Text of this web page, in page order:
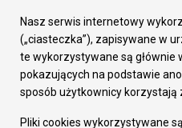
Załatw sprawę
Prezydent Miasta
Rada Miasta
Wydziały
Elektroniczna Skrzynka
Gospodarka
Nasz serwis internetowy
(„ciasteczka”), zapisywane w
te wykorzystywane są głównie
pokazujących na podstawie
sposób użytkownicy korzystają
Pliki cookies wykorzystywane